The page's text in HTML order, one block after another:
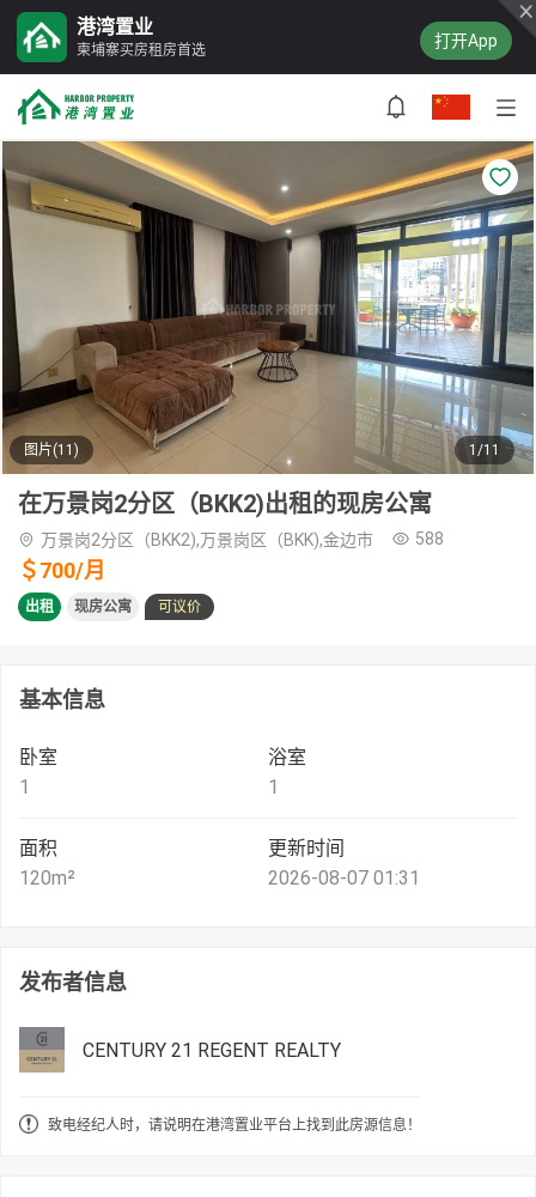
港湾置业
柬埔寨买房租房首选 打开App
图片(11) 1/11
在万景岗2分区（BKK2)出租的现房公寓
万景岗2分区（BKK2),万景岗区（BKK),金边市 588
＄700/月
出租 现房公寓 可议价
基本信息
卧室
1
浴室
1
面积
120m²
更新时间
2026-08-07 01:31
发布者信息
CENTURY 21 REGENT REALTY
致电经纪人时，请说明在港湾置业平台上找到此房源信息！